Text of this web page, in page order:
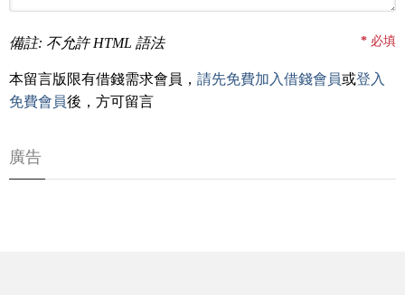
備註: 不允許 HTML 語法 * 必填
本留言版限有借錢需求會員， 請先免費加入借錢會員或登入
免費會員後，方可留言
廣告